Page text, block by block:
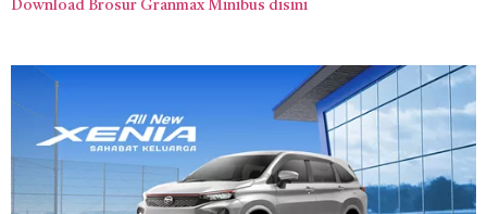
Download Brosur Granmax Minibus disini